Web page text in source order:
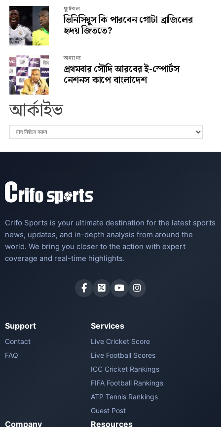
ফুটবল
ভিনিসিয়ুস কি পারবেন গোটা ব্রাজিলের
হৃদয় জিততে?
অন্যান্য
প্রথমবার সৌদি আরবের ই-স্পোর্টস
নেশনস কাপে বাংলাদেশ
আর্কাইভ
Crifo Sports is your ultimate destination for the latest sports
news, updates, and in-depth analysis from around the
world. We bring you closer to the action with expert
coverage and real-time highlights.
Support
Contact
FAQ
Services
Live Cricket Score
Live Football Scores
ICC Cricket Rankings
FIFA Football Rankings
ATP Tennis Rankings
Guest Post
Company Resources